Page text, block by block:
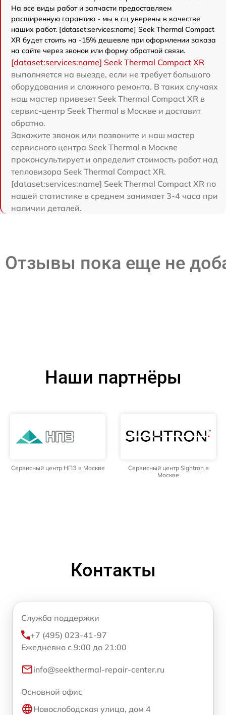
На все виды работ и запчасти предоставляем
расширенную гарантию - мы в сц уверены в качестве
наших работ. [dataset:services:name] Seek Thermal Compact
XR будет стоить на -15% дешевле при оформлении заказа
на сайте через звонок или форму обратной связи.
[dataset:services:name] Seek Thermal Compact XR
выполняется на выезде, если не требует большого
оборудования и сложного ремонта. В таких случаях
наш мастер привезет Seek Thermal Compact XR в
сервис-центр Seek Thermal в Москве и доставит
обратно.
Закажите звонок или позвоните и наш мастер
сервисного центра Seek Thermal в Москве
проконсультирует и определит стоимость работ над
тепловизора Seek Thermal Compact XR.
[dataset:services:name] Seek Thermal Compact XR по
нашей статистике в среднем занимает 3-4 часа при
наличии деталей.
Отзывы пока еще не
Наши партнёры
Сервисный центр НПЗ в Москве
Сервисный центр Sightron в
Москве
Контакты
Служба поддержки
+7 (495) 023-41-97
Ежедневно с 9:00 до 21:00
info@seekthermal-repair-center.ru
Основной офис
Новослободская улица, дом 4